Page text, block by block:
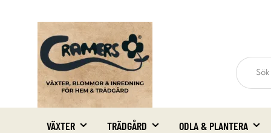
VÄXTER TRÄDGÅRD ODLA & PLANTERA